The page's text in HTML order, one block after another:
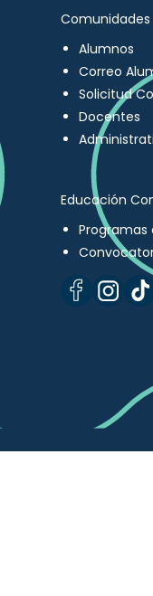
Comunidades
Alumnos
Correo
Solicitud
Docentes
Educación